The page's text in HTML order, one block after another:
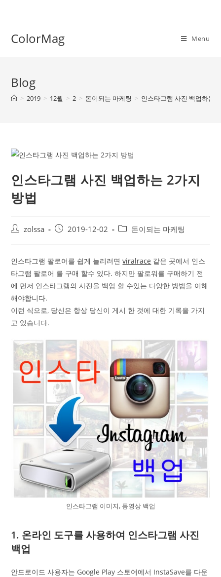
ColorMag Menu
Blog
> 2019 > 12월 > 2 > 돈이되는 마케팅 > 인스타그램 사진 백업하는
인스타그램 사진 백업하는 2가지
방법
Postzolssa
Post2019-12-02
Post돈이되는 마케팅
인스타그램 팔로어를 쉽게 늘리려면viralrace 같은 곳에서 인스
타그램 팔로어 를 구매 할수 있다. 하지만 팔로워를 구매하기 전
에 먼저 인스타그램의 사진을 백업 할 수있는 다양한 방법을 이해
해야합니다.
이런 식으로, 당신은 항상 당신이 게시 한 것에 대한 기록을 가지
고 있습니다.
인스타그램 이미지, 동영상 백업
1. 온라인 도구를 사용하여 인스타그램 사진
백업
안드로이드 사용자는 Google Play 스토어에서 InstaSave를 다운